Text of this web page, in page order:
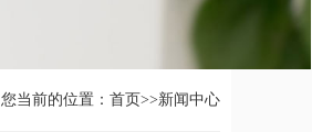
您当前的位置：首页>>新闻中心